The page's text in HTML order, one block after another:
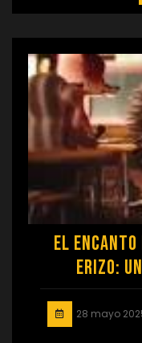
El
Erizo:
28 mayo